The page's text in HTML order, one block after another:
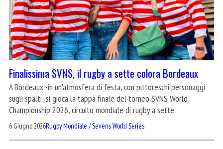
Finalissima SVNS, il rugby a sette colora Bordeaux
A Bordeaux -in un'atmosfera di festa, con pittoreschi personaggi
sugli spalti- si gioca la tappa finale del torneo SVNS World
Championship 2026, circuito mondiale di rugby a sette
6 Giugno 2026Rugby Mondiale /Sevens World Series